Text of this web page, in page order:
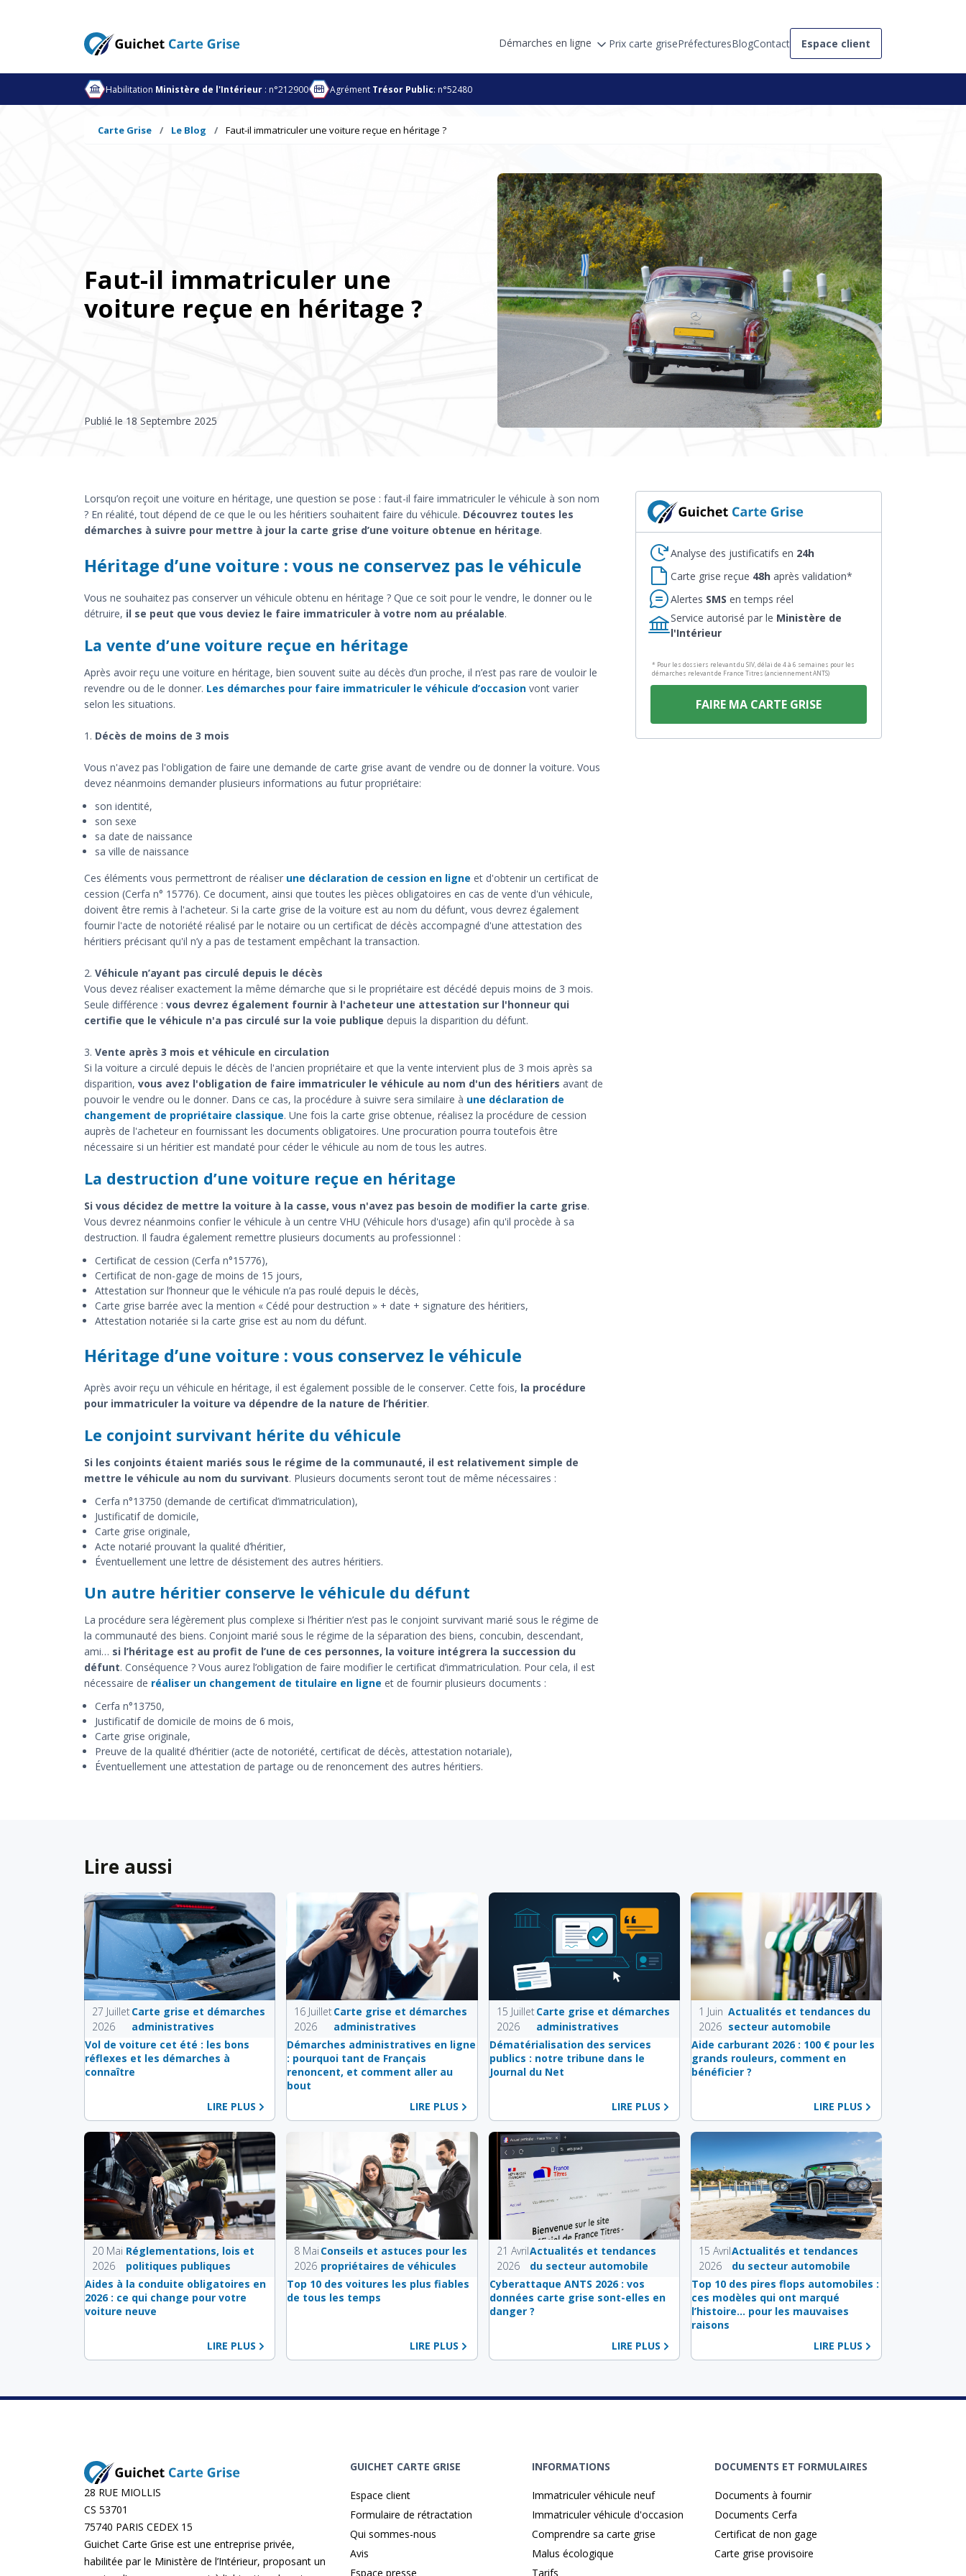
Démarches en ligne Prix carte grisePréfecturesBlogContact Espace client
Habilitation Ministère de l'Intérieur : n°212900 Agrément Trésor Public: n°52480
Carte Grise Le Blog Faut-il immatriculer une voiture reçue en héritage ?
Faut-il immatriculer une
voiture reçue en héritage ?
Publié le 18 Septembre 2025
Lorsqu’on reçoit une voiture en héritage, une question se pose : faut-il faire immatriculer le véhicule à son nom
? En réalité, tout dépend de ce que le ou les héritiers souhaitent faire du véhicule. Découvrez toutes les
démarches à suivre pour mettre à jour la carte grise d’une voiture obtenue en héritage.
Héritage d’une voiture : vous ne conservez pas le véhicule
Vous ne souhaitez pas conserver un véhicule obtenu en héritage ? Que ce soit pour le vendre, le donner ou le
détruire, il se peut que vous deviez le faire immatriculer à votre nom au préalable.
La vente d’une voiture reçue en héritage
Après avoir reçu une voiture en héritage, bien souvent suite au décès d’un proche, il n’est pas rare de vouloir le
revendre ou de le donner. Les démarches pour faire immatriculer le véhicule d’occasion vont varier
selon les situations.
1. Décès de moins de 3 mois
Vous n'avez pas l'obligation de faire une demande de carte grise avant de vendre ou de donner la voiture. Vous
devez néanmoins demander plusieurs informations au futur propriétaire:
son identité,
son sexe
sa date de naissance
sa ville de naissance
Ces éléments vous permettront de réaliser une déclaration de cession en ligne et d'obtenir un certificat de
cession (Cerfa n° 15776). Ce document, ainsi que toutes les pièces obligatoires en cas de vente d'un véhicule,
doivent être remis à l'acheteur. Si la carte grise de la voiture est au nom du défunt, vous devrez également
fournir l'acte de notoriété réalisé par le notaire ou un certificat de décès accompagné d'une attestation des
héritiers précisant qu'il n’y a pas de testament empêchant la transaction.
2. Véhicule n’ayant pas circulé depuis le décès
Vous devez réaliser exactement la même démarche que si le propriétaire est décédé depuis moins de 3 mois.
Seule différence : vous devrez également fournir à l'acheteur une attestation sur l'honneur qui
certifie que le véhicule n'a pas circulé sur la voie publique depuis la disparition du défunt.
3. Vente après 3 mois et véhicule en circulation
Si la voiture a circulé depuis le décès de l'ancien propriétaire et que la vente intervient plus de 3 mois après sa
disparition, vous avez l'obligation de faire immatriculer le véhicule au nom d'un des héritiers avant de
pouvoir le vendre ou le donner. Dans ce cas, la procédure à suivre sera similaire à une déclaration de
changement de propriétaire classique. Une fois la carte grise obtenue, réalisez la procédure de cession
auprès de l'acheteur en fournissant les documents obligatoires. Une procuration pourra toutefois être
nécessaire si un héritier est mandaté pour céder le véhicule au nom de tous les autres.
La destruction d’une voiture reçue en héritage
Si vous décidez de mettre la voiture à la casse, vous n'avez pas besoin de modifier la carte grise.
Vous devrez néanmoins confier le véhicule à un centre VHU (Véhicule hors d'usage) afin qu'il procède à sa
destruction. Il faudra également remettre plusieurs documents au professionnel :
Certificat de cession (Cerfa n°15776),
Certificat de non-gage de moins de 15 jours,
Attestation sur l’honneur que le véhicule n’a pas roulé depuis le décès,
Carte grise barrée avec la mention « Cédé pour destruction » + date + signature des héritiers,
Attestation notariée si la carte grise est au nom du défunt.
Héritage d’une voiture : vous conservez le véhicule
Après avoir reçu un véhicule en héritage, il est également possible de le conserver. Cette fois, la procédure
pour immatriculer la voiture va dépendre de la nature de l’héritier.
Le conjoint survivant hérite du véhicule
Si les conjoints étaient mariés sous le régime de la communauté, il est relativement simple de
mettre le véhicule au nom du survivant. Plusieurs documents seront tout de même nécessaires :
Cerfa n°13750 (demande de certificat d’immatriculation),
Justificatif de domicile,
Carte grise originale,
Acte notarié prouvant la qualité d’héritier,
Éventuellement une lettre de désistement des autres héritiers.
Un autre héritier conserve le véhicule du défunt
La procédure sera légèrement plus complexe si l’héritier n’est pas le conjoint survivant marié sous le régime de
la communauté des biens. Conjoint marié sous le régime de la séparation des biens, concubin, descendant,
ami… si l’héritage est au profit de l’une de ces personnes, la voiture intégrera la succession du
défunt. Conséquence ? Vous aurez l’obligation de faire modifier le certificat d’immatriculation. Pour cela, il est
nécessaire de réaliser un changement de titulaire en ligne et de fournir plusieurs documents :
Cerfa n°13750,
Justificatif de domicile de moins de 6 mois,
Carte grise originale,
Preuve de la qualité d’héritier (acte de notoriété, certificat de décès, attestation notariale),
Éventuellement une attestation de partage ou de renoncement des autres héritiers.
Analyse des justificatifs en 24h
Carte grise reçue 48haprès validation*
Alertes SMS en temps réel
Service autorisé par le Ministère de
l'Intérieur
* Pour les dossiers relevant du SIV, délai de 4 à 6 semaines pour les
démarches relevant de France Titres (anciennement ANTS)
FAIRE MA CARTE GRISE
Lire aussi
27 Juillet
2026
Carte grise et démarches
administratives
Vol de voiture cet été : les bons
réflexes et les démarches à
connaître
LIRE PLUS
16 Juillet
2026
Carte grise et démarches
administratives
Démarches administratives en ligne
: pourquoi tant de Français
renoncent, et comment aller au
bout
LIRE PLUS
15 Juillet
2026
Carte grise et démarches
administratives
Dématérialisation des services
publics : notre tribune dans le
Journal du Net
LIRE PLUS
1 Juin
2026
Actualités et tendances du
secteur automobile
Aide carburant 2026 : 100 € pour les
grands rouleurs, comment en
bénéficier ?
LIRE PLUS
20 Mai
2026
Réglementations, lois et
politiques publiques
Aides à la conduite obligatoires en
2026 : ce qui change pour votre
voiture neuve
LIRE PLUS
8 Mai
2026
Conseils et astuces pour les
propriétaires de véhicules
Top 10 des voitures les plus fiables
de tous les temps
LIRE PLUS
21 Avril
2026
Actualités et tendances
du secteur automobile
Cyberattaque ANTS 2026 : vos
données carte grise sont-elles en
danger ?
LIRE PLUS
15 Avril
2026
Actualités et tendances
du secteur automobile
Top 10 des pires flops automobiles :
ces modèles qui ont marqué
l’histoire… pour les mauvaises
raisons
LIRE PLUS
28 RUE MIOLLIS
CS 53701
75740 PARIS CEDEX 15
Guichet Carte Grise est une entreprise privée,
habilitée par le Ministère de l’Intérieur, proposant un
GUICHET CARTE GRISE
Espace client
Formulaire de rétractation
Qui sommes-nous
Avis
Espace presse
INFORMATIONS
Immatriculer véhicule neuf
Immatriculer véhicule d'occasion
Comprendre sa carte grise
Malus écologique
Tarifs
DOCUMENTS ET FORMULAIRES
Documents à fournir
Documents Cerfa
Certificat de non gage
Carte grise provisoire